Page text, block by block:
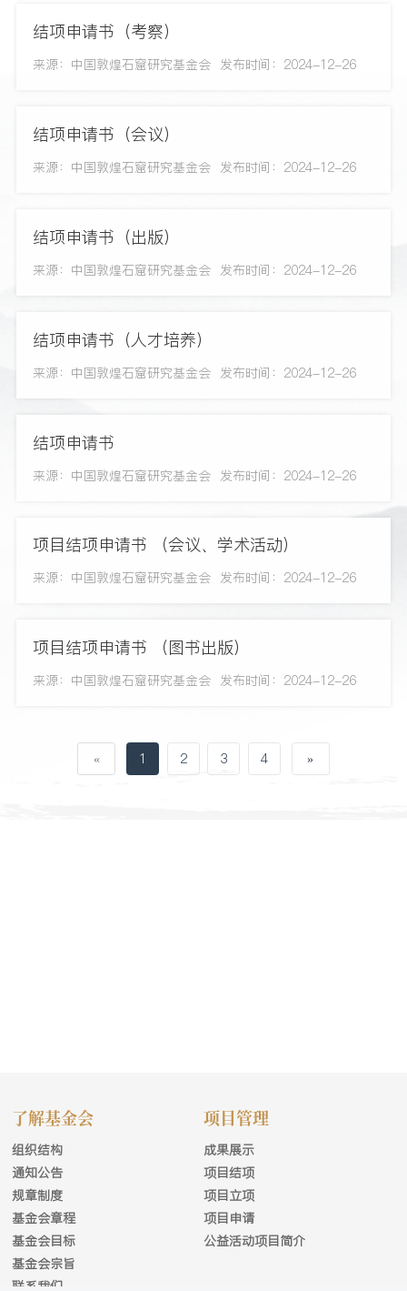
结项申请书（考察）
来源：中国敦煌石窟研究基金会 发布时间：2024-12-26
结项申请书（会议）
来源：中国敦煌石窟研究基金会 发布时间：2024-12-26
结项申请书（出版）
来源：中国敦煌石窟研究基金会 发布时间：2024-12-26
结项申请书（人才培养）
来源：中国敦煌石窟研究基金会 发布时间：2024-12-26
结项申请书
来源：中国敦煌石窟研究基金会 发布时间：2024-12-26
项目结项申请书 （会议、学术活动）
来源：中国敦煌石窟研究基金会 发布时间：2024-12-26
项目结项申请书 （图书出版）
来源：中国敦煌石窟研究基金会 发布时间：2024-12-26
« 1 2 3 4 »
了解基金会
组织结构
通知公告
规章制度
基金会章程
基金会目标
基金会宗旨
联系我们
项目管理
成果展示
项目结项
项目立项
项目申请
公益活动项目简介